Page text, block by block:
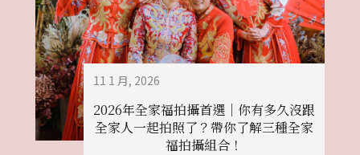
11 1 月, 2026
2026年全家福拍攝首選｜你有多久沒跟
全家人一起拍照了？帶你了解三種全家
福拍攝組合！